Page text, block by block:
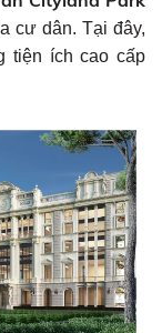
cư dân. Tại đây,
tiện ích cao cấp